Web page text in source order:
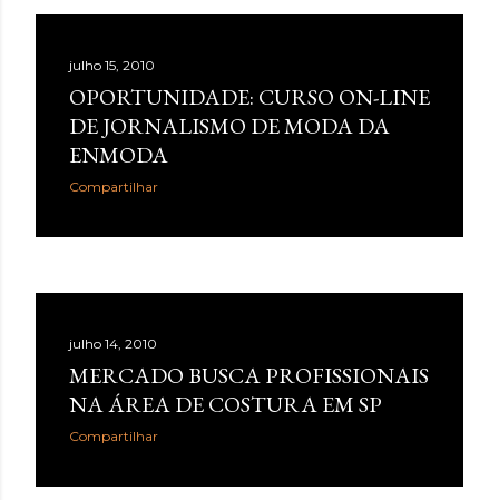
julho 15, 2010
OPORTUNIDADE: CURSO ON-LINE
DE JORNALISMO DE MODA DA
ENMODA
Compartilhar
julho 14, 2010
MERCADO BUSCA PROFISSIONAIS
NA ÁREA DE COSTURA EM SP
Compartilhar